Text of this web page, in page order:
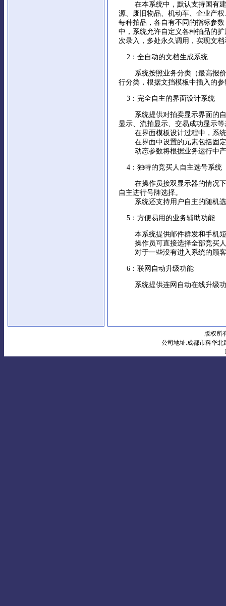
在本系统中，默认支持国有建
源、废旧物品、机动车、企业产
每种拍品，各自有不同的指标参
中，系统允许自定义各种拍品的
次录入，多处永久调用，实现文
2：全自动的文档生成系统
系统按照业务分类（最高报价
行分类，根据文挡模板中插入的
3：完全自主的界面设计系统
系统提供对拍卖显示界面的自
显示、流拍显示、交易成功显示
在界面模板设计过程中，系统
在界面中设置的元素包括固定
动态参数将根据业务运行中产
4：独特的竞买人自主选号系统
在操作员接双显示器的情况下
自主进行号牌选择。
系统还支持用户自主的随机选
5：方便易用的业务辅助功能
本系统提供邮件群发和手机短
操作员可直接选择全部竞买人
对于一些没有进入系统的顾客
6：联网自动升级功能
系统提供连网自动在线升级功
版权所
公司地址:成都市科华北